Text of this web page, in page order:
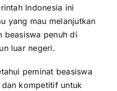
Indonesia ini
yang mau melanjutkan
beasiswa penuh di
luar negeri.
peminat beasiswa
dan kompetitif untuk